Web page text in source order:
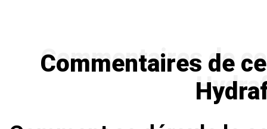
Commentaires de